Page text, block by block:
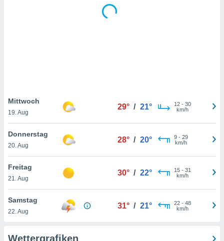
nicht
von
und
auf
klicken.
Mittwoch
19. Aug
29° / 21° 12- 30
km/h
Donnerstag
20. Aug
28° / 20° 9- 29
km/h
Freitag
21. Aug
30° / 22° 15- 31
km/h
Samstag
22. Aug
31° / 21° 22- 48
km/h
Wettergrafiken